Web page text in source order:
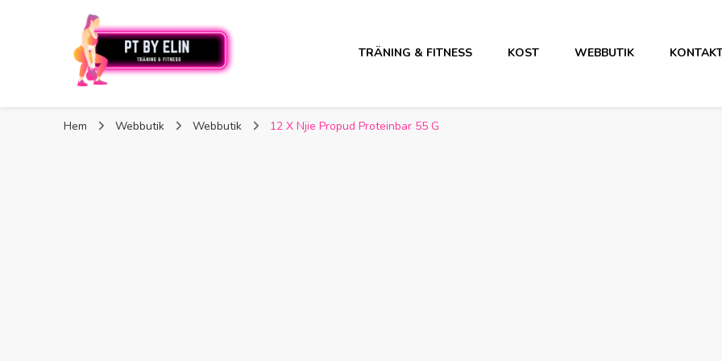
PT By Elin
PT By Elin
TRÄNING & FITNESS KOST WEBBUTIK
Hem Webbutik Webbutik 12 X Njie Propud Proteinbar 55 G